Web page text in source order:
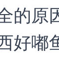
的原
好嘟